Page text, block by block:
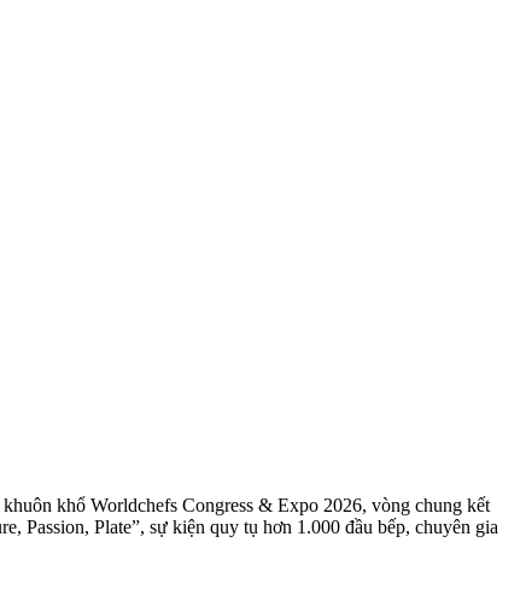
khổ Worldchefs Congress & Expo 2026, vòng chung kết
Passion, Plate”, sự kiện quy tụ hơn 1.000 đầu bếp, chuyên gia